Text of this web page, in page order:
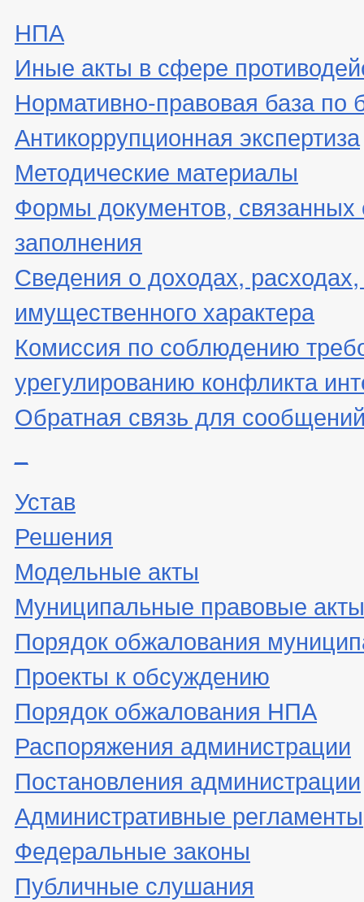
НПА
Иные акты в сфере
Нормативно-правовая база по
Антикоррупционная экспертиза
Методические материалы
Формы документов, связанных
заполнения
Сведения о доходах,
имущественного характера
Комиссия по соблюдению
урегулированию конфликта
Обратная связь для
Устав
Решения
Модельные акты
Муниципальные правовые акты
Порядок обжалования
Проекты к обсуждению
Порядок обжалования НПА
Распоряжения администрации
Постановления администрации
Административные регламенты
Федеральные законы
Публичные слушания